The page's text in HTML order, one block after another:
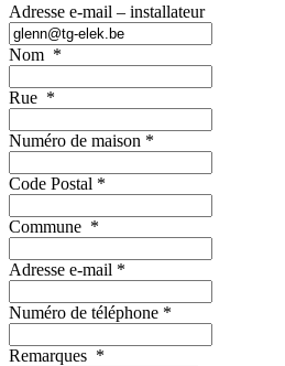
Adresse e-mail – installateur
Nom *
Rue *
Numéro de maison *
Code Postal *
Commune *
Adresse e-mail *
Numéro de téléphone *
Remarques *